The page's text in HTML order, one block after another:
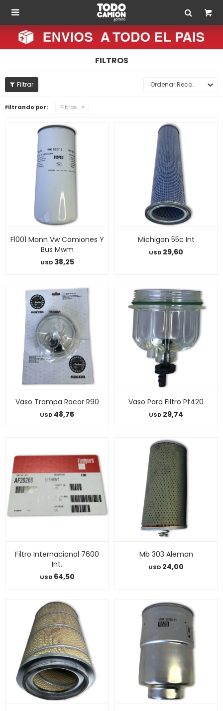

FILTROS
Recomendados
Filtrando por: Filtros
Fl001 Mann Vw Camiones Y
Bus Mwm
USD 38,25
Michigan 55c Int
USD 29,60
Vaso Trampa Racor R90
USD 48,75
Vaso Para Filtro Pf420
USD 29,74
Filtro Internacional 7600
Int.
USD 64,50
Mb 303 Aleman
USD 24,00